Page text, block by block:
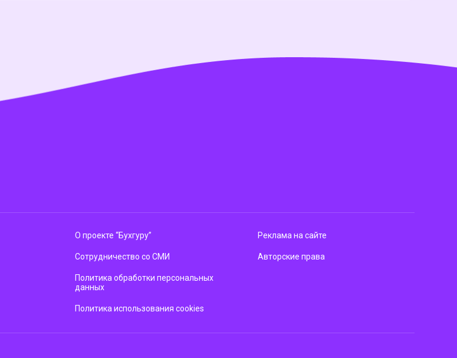
О проекте “Бухгуру”
Сотрудничество со СМИ
Политика обработки персональных
данных
Политика использования cookies
Реклама на сайте
Авторские права